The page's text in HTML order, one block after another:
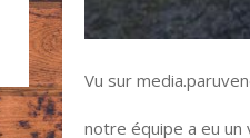
Vu sur
notre équipe a eu